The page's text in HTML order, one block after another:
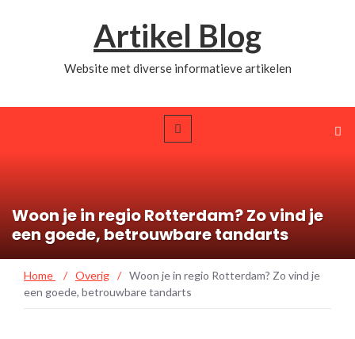
Artikel Blog
Website met diverse informatieve artikelen
Woon je in regio Rotterdam? Zo vind je
een goede, betrouwbare tandarts
Home / Overig / Woon je in regio Rotterdam? Zo vind je
een goede, betrouwbare tandarts